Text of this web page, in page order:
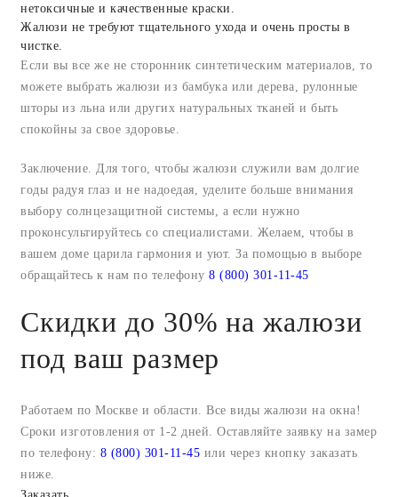
нетоксичные и качественные краски.
Жалюзи не требуют тщательного ухода и очень просты в
чистке.
Если вы все же не сторонник синтетическим материалов, то
можете выбрать жалюзи из бамбука или дерева, рулонные
шторы из льна или других натуральных тканей и быть
спокойны за свое здоровье.
Заключение. Для того, чтобы жалюзи служили вам долгие
годы радуя глаз и не надоедая, уделите больше внимания
выбору солнцезащитной системы, а если нужно
проконсультируйтесь со специалистами. Желаем, чтобы в
вашем доме царила гармония и уют. За помощью в выборе
обращайтесь к нам по телефону 8 (800) 301-11-45
Скидки до 30% на жалюзи
под ваш размер
Работаем по Москве и области. Все виды жалюзи на окна!
Сроки изготовления от 1-2 дней. Оставляйте заявку на замер
по телефону: 8 (800) 301-11-45 или через кнопку заказать
ниже.